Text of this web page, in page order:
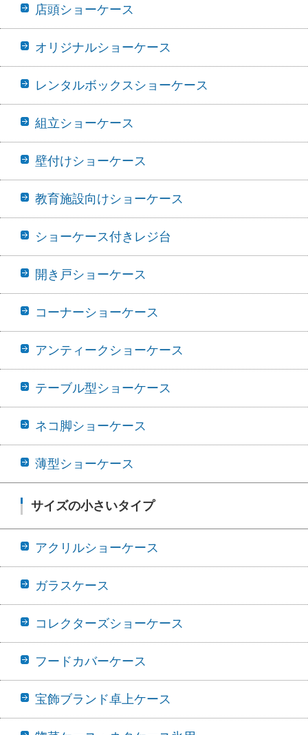
店頭ショーケース
オリジナルショーケース
レンタルボックスショーケース
組立ショーケース
壁付けショーケース
教育施設向けショーケース
ショーケース付きレジ台
開き戸ショーケース
コーナーショーケース
アンティークショーケース
テーブル型ショーケース
ネコ脚ショーケース
薄型ショーケース
サイズの小さいタイプ
アクリルショーケース
ガラスケース
コレクターズショーケース
フードカバーケース
宝飾ブランド卓上ケース